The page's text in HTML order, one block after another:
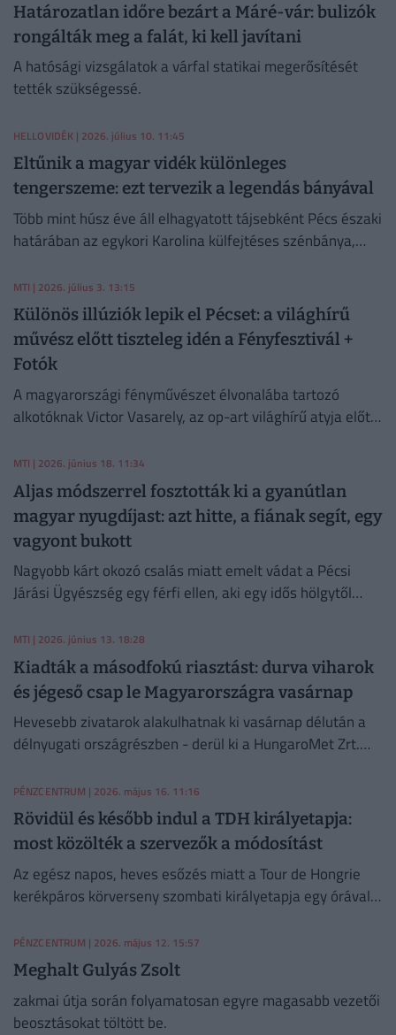
Határozatlan időre bezárt a Máré-vár: bulizók
rongálták meg a falát, ki kell javítani
A hatósági vizsgálatok a várfal statikai megerősítését
tették szükségessé.
HELLOVIDÉK | 2026. július 10. 11:45
Eltűnik a magyar vidék különleges
tengerszeme: ezt tervezik a legendás bányával
Több mint húsz éve áll elhagyatott tájsebként Pécs északi
határában az egykori Karolina külfejtéses szénbánya,
alakult ki.
MTI | 2026. július 3. 13:15
Különös illúziók lepik el Pécset: a világhírű
művész előtt tiszteleg idén a Fényfesztivál +
Fotók
A magyarországi fényművészet élvonalába tartozó
alkotóknak Victor Vasarely, az op-art világhírű atyja előtt
Zsolnay Fényfesztivál Pécsett.
MTI | 2026. június 18. 11:34
Aljas módszerrel fosztották ki a gyanútlan
magyar nyugdíjast: azt hitte, a fiának segít, egy
vagyont bukott
Nagyobb kárt okozó csalás miatt emelt vádat a Pécsi
Járási Ügyészség egy férfi ellen, aki egy idős hölgytől
MTI | 2026. június 13. 18:28
Kiadták a másodfokú riasztást: durva viharok
és jégeső csap le Magyarországra vasárnap
Hevesebb zivatarok alakulhatnak ki vasárnap délután a
délnyugati országrészben - derül ki a HungaroMet Zrt.
PÉNZCENTRUM | 2026. május 16. 11:16
Rövidül és később indul a TDH királyetapja:
most közölték a szervezők a módosítást
Az egész napos, heves esőzés miatt a Tour de Hongrie
kerékpáros körverseny szombati királyetapja egy órával
PÉNZCENTRUM | 2026. május 12. 15:57
Meghalt Gulyás Zsolt
zakmai útja során folyamatosan egyre magasabb vezetői
beosztásokat töltött be.